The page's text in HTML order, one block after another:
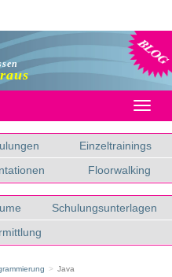
Blog
Einzeltrainings
Floorwalking
Schulungsunterlagen
Java